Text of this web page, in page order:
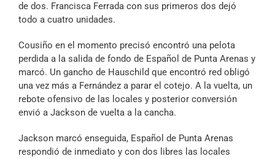
de dos. Francisca Ferrada con sus primeros dos dejó
todo a cuatro unidades.
Cousiño en el momento precisó encontró una pelota
perdida a la salida de fondo de Español de Punta Arenas y
marcó. Un gancho de Hauschild que encontró red obligó
una vez más a Fernández a parar el cotejo. A la vuelta, un
rebote ofensivo de las locales y posterior conversión
envió a Jackson de vuelta a la cancha.
Jackson marcó enseguida, Español de Punta Arenas
respondió de inmediato y con dos libres las locales